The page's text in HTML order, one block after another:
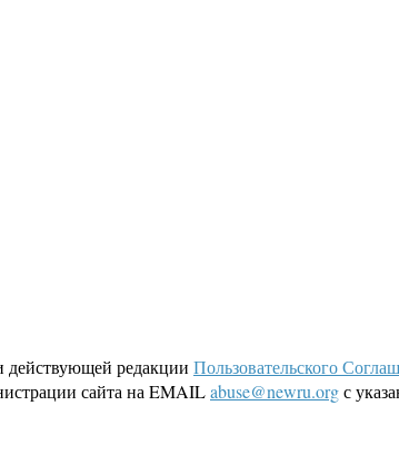
действующей редакции Пользовательского
сайта на EMAILabuse@newru.orgс